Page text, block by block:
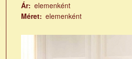
Ár elemenként
Méret elemenként